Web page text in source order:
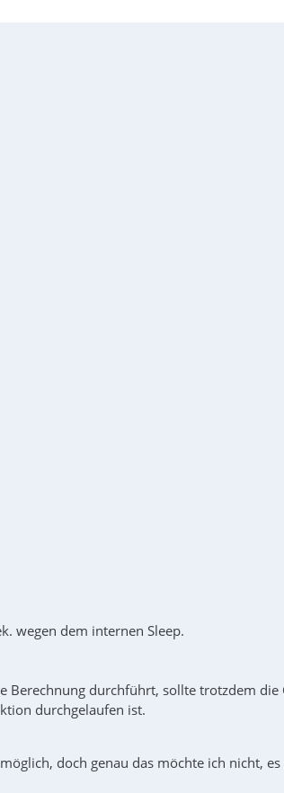
wegen dem internen Sleep.
Berechnung durchführt, sollte trotzdem die
durchgelaufen ist.
doch genau das möchte ich nicht,